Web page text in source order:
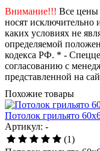
Внимание!!! Все цены
носят
каких условиях не
определяемой
кодекса РФ. * -
согласованию с
представленной на
Похожие товары
Потолок грильято
Артикул: -
(1)